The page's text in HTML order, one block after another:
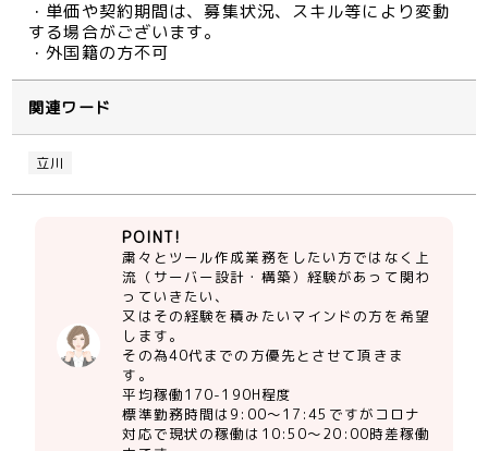
・単価や契約期間は、募集状況、スキル等により変動
する場合がございます。
・外国籍の方不可
関連ワード
立川
POINT!
粛々とツール作成業務をしたい方ではなく上
流（サーバー設計・構築）経験があって関わ
っていきたい、
又はその経験を積みたいマインドの方を希望
します。
その為40代までの方優先とさせて頂きま
す。
平均稼働170-190H程度
標準勤務時間は9:00～17:45ですがコロナ
対応で現状の稼働は10:50～20:00時差稼働